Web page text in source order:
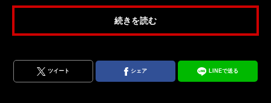
続きを読む
ツイート シェア LINEで送る